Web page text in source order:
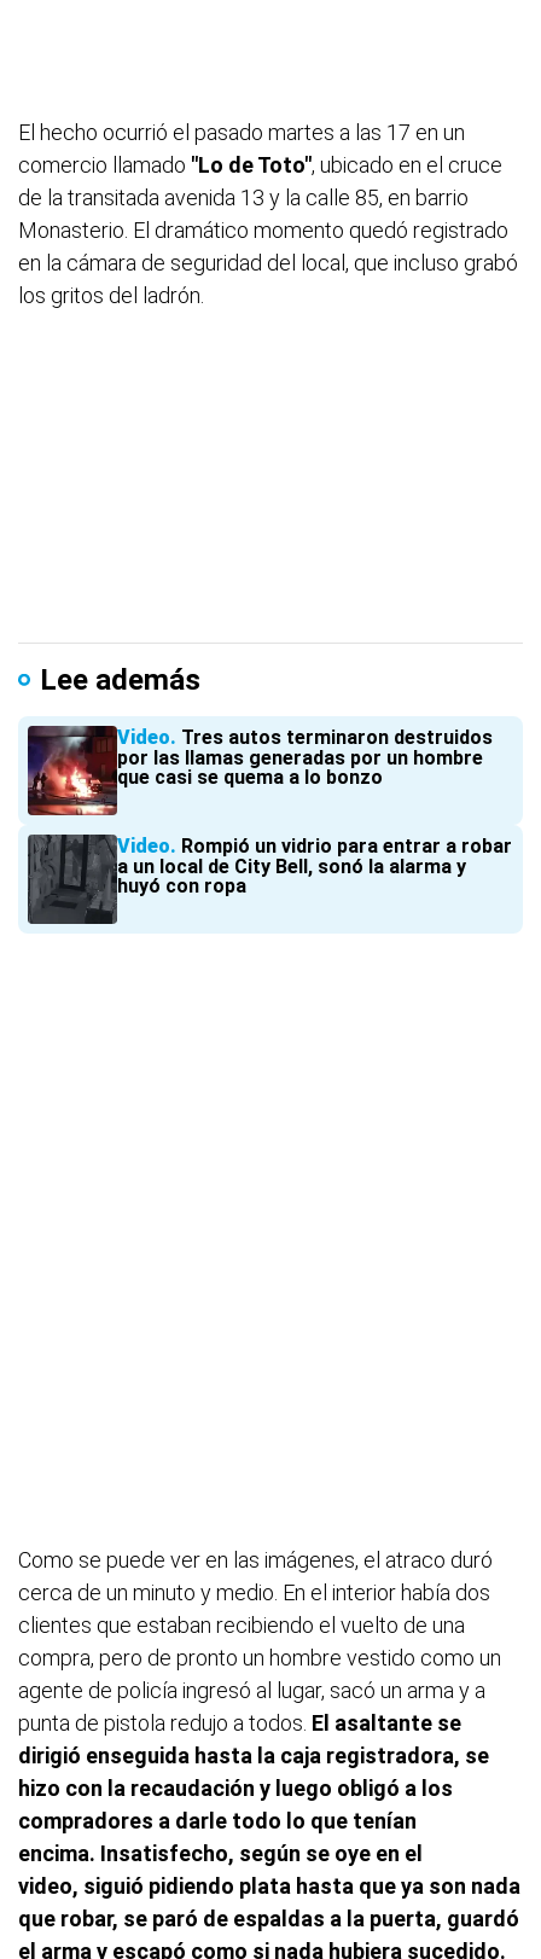
El hecho ocurrió el pasado martes a las 17 en un
comercio llamado "Lo de Toto", ubicado en el cruce
de la transitada avenida 13 y la calle 85, en barrio
Monasterio. El dramático momento quedó registrado
en la cámara de seguridad del local, que incluso grabó
los gritos del ladrón.
Lee además
Video Tres autos terminaron destruidos
por las llamas generadas por un hombre
que casi se quema a lo bonzo
Video Rompió un vidrio para entrar a robar
a un local de City Bell, sonó la alarma y
huyó con ropa
Como se puede ver en las imágenes, el atraco duró
cerca de un minuto y medio. En el interior había dos
clientes que estaban recibiendo el vuelto de una
compra, pero de pronto un hombre vestido como un
agente de policía ingresó al lugar, sacó un arma y a
punta de pistola redujo a todos. El asaltante se
dirigió enseguida hasta la caja registradora, se
hizo con la recaudación y luego obligó a los
compradores a darle todo lo que tenían
encima. Insatisfecho, según se oye en el
video, siguió pidiendo plata hasta que ya son nada
que robar, se paró de espaldas a la puerta, guardó
el arma y escapó como si nada hubiera sucedido.